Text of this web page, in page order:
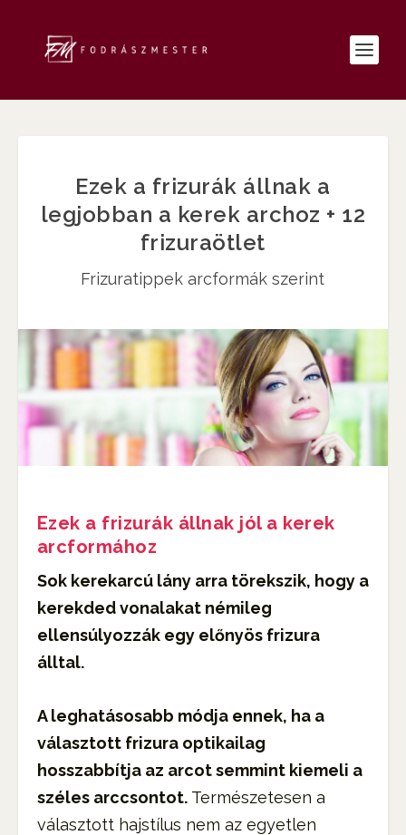
Ezek a frizurák állnak a
legjobban a kerek archoz + 12
frizuraötlet
Frizuratippek arcformák szerint
Ezek a frizurák állnak jól a kerek
arcformához
Sok kerekarcú lány arra törekszik, hogy a
kerekded vonalakat némileg
ellensúlyozzák egy előnyös frizura
álltal.
A leghatásosabb módja ennek, ha a
választott frizura optikailag
hosszabbítja az arcot semmint kiemeli a
széles arccsontot.Természetesen a
választott hajstílus nem az egyetlen